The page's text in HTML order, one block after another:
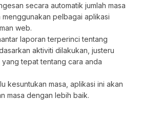
secara automatik jumlah masa
pelbagai aplikasi
web.
laporan terperinci tentang
aktiviti dilakukan, justeru
tepat tentang cara anda
kesuntukan masa, aplikasi ini akan
masa dengan lebih baik.